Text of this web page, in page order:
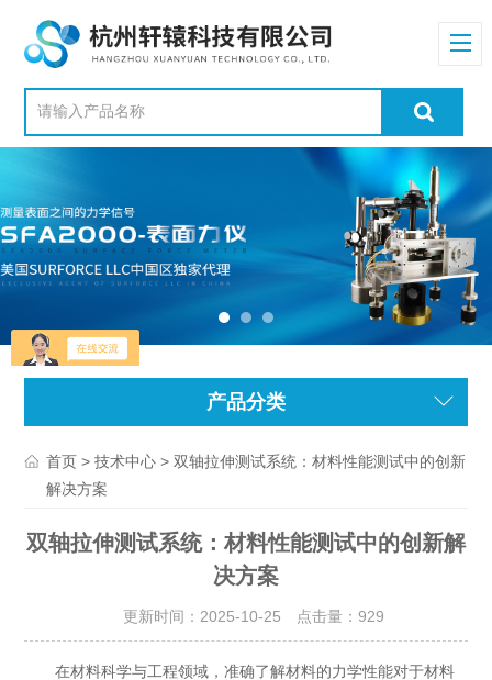
产品分类
首页 >技术中心 > 双轴拉伸测试系统：材料性能测试中的创新
解决方案
双轴拉伸测试系统：材料性能测试中的创新解
决方案
更新时间：2025-10-25 点击量： 929
在材料科学与工程领域，准确了解材料的力学性能对于材料